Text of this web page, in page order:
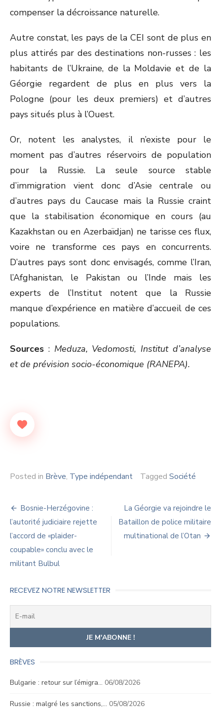
compenser la décroissance naturelle.
Autre constat, les pays de la CEI sont de plus en
plus attirés par des destinations non-russes : les
habitants de l’Ukraine, de la Moldavie et de la
Géorgie regardent de plus en plus vers la
Pologne (pour les deux premiers) et d’autres
pays situés plus à l’Ouest.
Or, notent les analystes, il n’existe pour le
moment pas d’autres réservoirs de population
pour la Russie. La seule source stable
d’immigration vient donc d’Asie centrale ou
d’autres pays du Caucase mais la Russie craint
que la stabilisation économique en cours (au
Kazakhstan ou en Azerbaïdjan) ne tarisse ces flux,
voire ne transforme ces pays en concurrents.
D’autres pays sont donc envisagés, comme l’Iran,
l’Afghanistan, le Pakistan ou l’Inde mais les
experts de l’Institut notent que la Russie
manque d’expérience en matière d’accueil de ces
populations.
Sources : Meduza, Vedomosti, Institut d’analyse
et de prévision socio-économique (RANEPA).
Posted in Brève, Type indépendant Tagged Société
Navigation
de
l’article
Bosnie-Herzégovine :
l’autorité judiciaire rejette
l’accord de «plaider-
coupable» conclu avec le
militant Bulbul
La Géorgie va rejoindre le
Bataillon de police militaire
multinational de l’Otan
RECEVEZ NOTRE NEWSLETTER
BRÈVES
Bulgarie : retour sur l’émigra… 06/08/2026
Russie : malgré les sanctions,… 05/08/2026